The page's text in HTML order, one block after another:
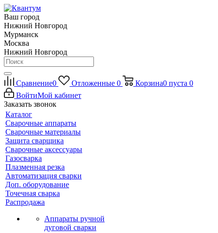
Ваш город
Нижний Новгород
Мурманск
Москва
Нижний Новгород
Сравнение0 Отложенные 0 Корзина0 пуста 0
ВойтиМой кабинет
Заказать звонок
Каталог
Сварочные аппараты
Сварочные материалы
Защита сварщика
Сварочные аксессуары
Газосварка
Плазменная резка
Автоматизация сварки
Доп. оборудование
Точечная сварка
Распродажа
Аппараты ручной
дуговой сварки